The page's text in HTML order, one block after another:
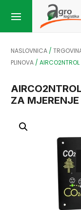
NASLOVNICA /
PLINOVA /
ZA